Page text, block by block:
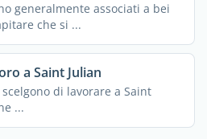
generalmente associati a bei
che si ...
a Saint Julian
di lavorare a Saint
...